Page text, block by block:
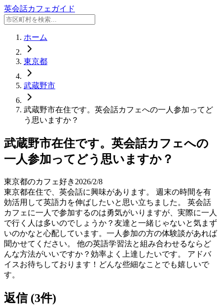
英会話カフェガイド
ホーム
東京都
武蔵野市
武蔵野市在住です。英会話カフェへの一人参加ってど
う思いますか？
武蔵野市在住です。英会話カフェへの
一人参加ってどう思いますか？
東京都のカフェ好き 2026/2/8
東京都在住で、英会話に興味があります。 週末の時間を有
効活用して英語力を伸ばしたいと思い立ちました。 英会話
カフェに一人で参加するのは勇気がいりますが、実際に一人
で行く人は多いのでしょうか？友達と一緒じゃないと気まず
いのかなと心配しています。一人参加の方の体験談があれば
聞かせてください。 他の英語学習法と組み合わせるならど
んな方法がいいですか？効率よく上達したいです。 アドバ
イスお待ちしております！どんな些細なことでも嬉しいで
す。
返信 (3件)